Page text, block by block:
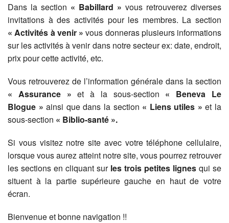
Dans la section « Babillard » vous retrouverez diverses
invitations à des activités pour les membres. La section
« Activités à venir » vous donneras plusieurs informations
sur les activités à venir dans notre secteur ex: date, endroit,
prix pour cette activité, etc.
Vous retrouverez de l’information générale dans la section
« Assurance » et à la sous-section « Beneva Le
Blogue » ainsi que dans la section « Liens utiles »et la
sous-section « Biblio-santé ».
Si vous visitez notre site avec votre téléphone cellulaire,
lorsque vous aurez atteint notre site, vous pourrez retrouver
les sections en cliquant sur les trois petites lignes qui se
situent à la partie supérieure gauche en haut de votre
écran.
Bienvenue et bonne navigation !!